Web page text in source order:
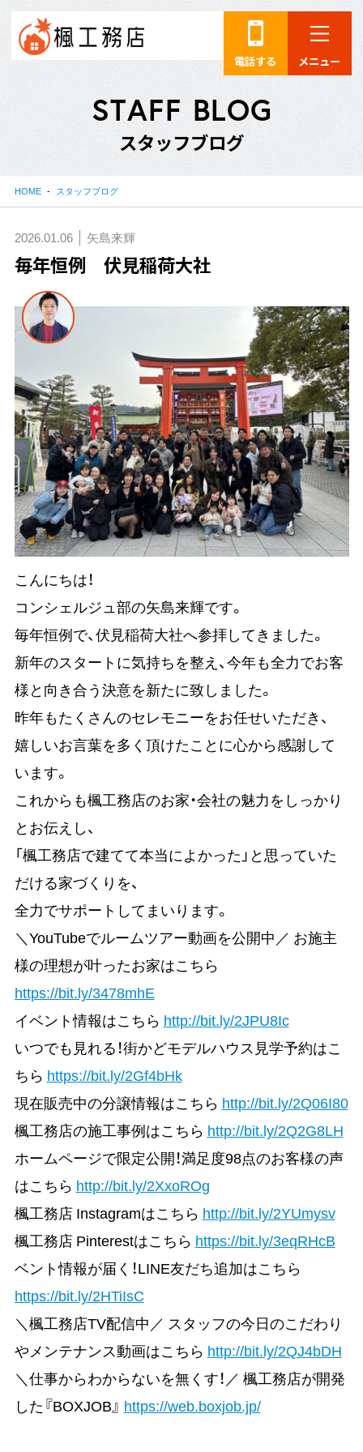
電話する メニュー
STAFF BLOG
スタッフブログ
HOME スタッフブログ
2026.01.06 矢島来輝
毎年恒例 伏見稲荷大社
こんにちは！
コンシェルジュ部の矢島来輝です。
毎年恒例で、伏見稲荷大社へ参拝してきました。
新年のスタートに気持ちを整え、今年も全力でお客
様と向き合う決意を新たに致しました。
昨年もたくさんのセレモニーをお任せいただき、
嬉しいお言葉を多く頂けたことに心から感謝して
います。
これからも楓工務店のお家・会社の魅力をしっかり
とお伝えし、
「楓工務店で建てて本当によかった」と思っていた
だける家づくりを、
全力でサポートしてまいります。
＼YouTubeでルームツアー動画を公開中／ お施主
様の理想が叶ったお家はこちら
https://bit.ly/3478mhE
イベント情報はこちら http://bit.ly/2JPU8Ic
いつでも見れる！街かどモデルハウス見学予約はこ
ちら https://bit.ly/2Gf4bHk
現在販売中の分譲情報はこちら http://bit.ly/2Q06I80
楓工務店の施工事例はこちら http://bit.ly/2Q2G8LH
ホームページで限定公開！満足度98点のお客様の声
はこちら http://bit.ly/2XxoROg
楓工務店 Instagramはこちら http://bit.ly/2YUmysv
楓工務店 Pinterestはこちら https://bit.ly/3eqRHcB
ベント情報が届く！LINE友だち追加はこちら
https://bit.ly/2HTiIsC
＼楓工務店TV配信中／ スタッフの今日のこだわり
やメンテナンス動画はこちら http://bit.ly/2QJ4bDH
＼仕事からわからないを無くす！／ 楓工務店が開発
した『BOXJOB』 https://web.boxjob.jp/